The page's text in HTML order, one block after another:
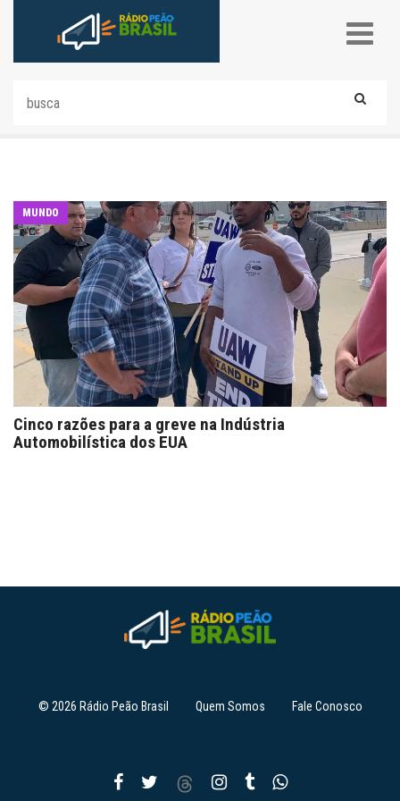
MUNDO
Cinco razões para a greve na Indústria
Automobilística dos EUA
© 2026 Rádio Peão Brasil Quem Somos Fale Conosco